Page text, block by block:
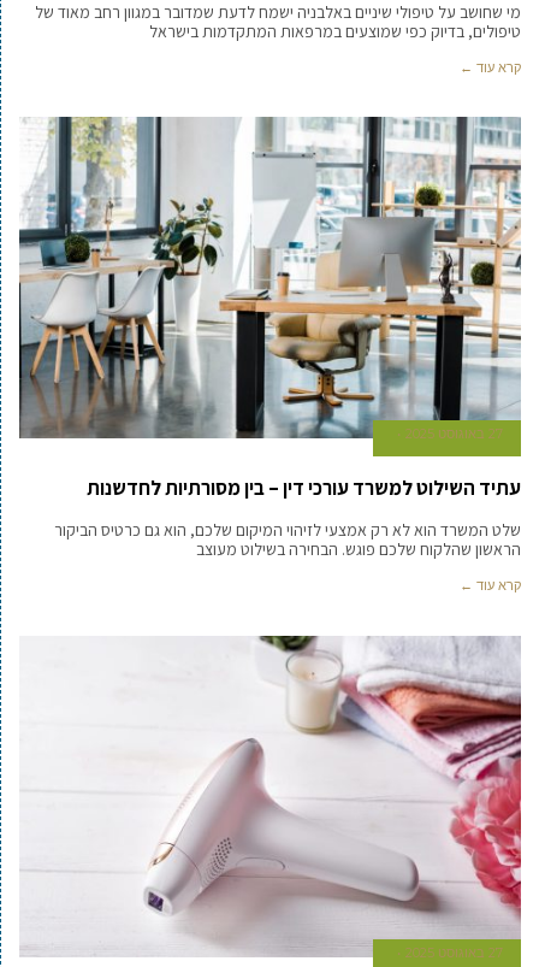
מי שחושב על טיפולי שיניים באלבניה ישמח לדעת שמדובר במגוון רחב מאוד של
טיפולים, בדיוק כפי שמוצעים במרפאות המתקדמות בישראל
קרא עוד ←
27 באוגוסט 2025
עתיד השילוט למשרד עורכי דין – בין מסורתיות לחדשנות
שלט המשרד הוא לא רק אמצעי לזיהוי המיקום שלכם, הוא גם כרטיס הביקור
הראשון שהלקוח שלכם פוגש. הבחירה בשילוט מעוצב
קרא עוד ←
27 באוגוסט 2025